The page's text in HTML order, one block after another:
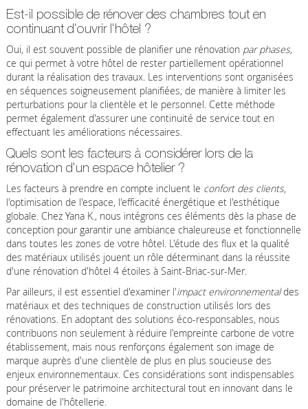
Est-il possible de rénover des chambres tout en
continuant d'ouvrir l'hôtel ?
Oui, il est souvent possible de planifier une rénovation par phases,
ce qui permet à votre hôtel de rester partiellement opérationnel
durant la réalisation des travaux. Les interventions sont organisées
en séquences soigneusement planifiées, de manière à limiter les
perturbations pour la clientèle et le personnel. Cette méthode
permet également d'assurer une continuité de service tout en
effectuant les améliorations nécessaires.
Quels sont les facteurs à considérer lors de la
rénovation d'un espace hôtelier ?
Les facteurs à prendre en compte incluent le confort des clients,
l'optimisation de l'espace, l'efficacité énergétique et l'esthétique
globale. Chez Yana K., nous intégrons ces éléments dès la phase de
conception pour garantir une ambiance chaleureuse et fonctionnelle
dans toutes les zones de votre hôtel. L'étude des flux et la qualité
des matériaux utilisés jouent un rôle déterminant dans la réussite
d'une rénovation d'hôtel 4 étoiles à Saint-Briac-sur-Mer.
Par ailleurs, il est essentiel d'examiner l'impact environnementaldes
matériaux et des techniques de construction utilisés lors des
rénovations. En adoptant des solutions éco-responsables, nous
contribuons non seulement à réduire l'empreinte carbone de votre
établissement, mais nous renforçons également son image de
marque auprès d'une clientèle de plus en plus soucieuse des
enjeux environnementaux. Ces considérations sont indispensables
pour préserver le patrimoine architectural tout en innovant dans le
domaine de l'hôtellerie.